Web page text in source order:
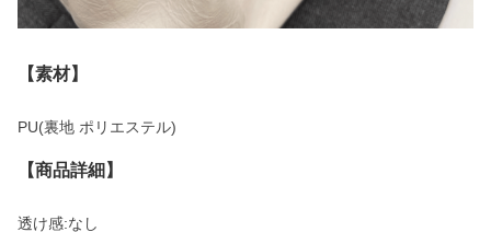
【素材】
PU(裏地 ポリエステル)
【商品詳細】
透け感:なし